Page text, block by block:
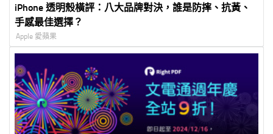
iPhone 透明殼橫評：八大品牌對決，誰是防摔、抗黃、
手感最佳選擇？
Apple 愛蘋果